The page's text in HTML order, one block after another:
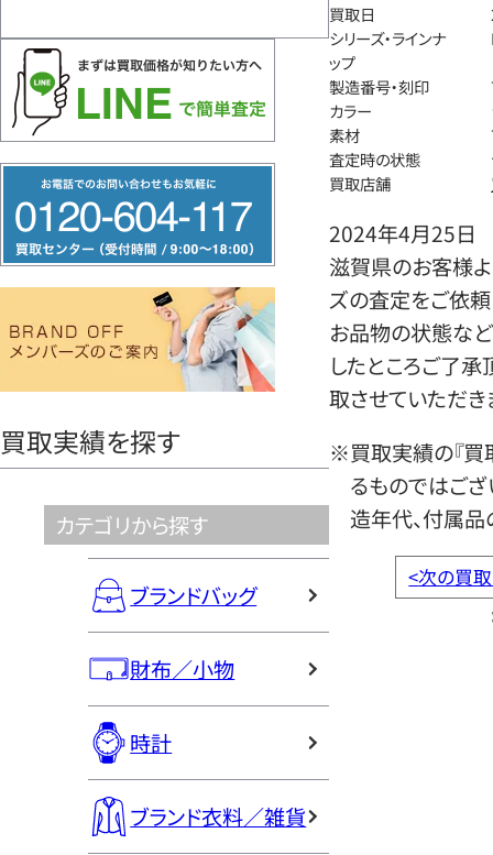
リ
ー
ヤ
買取実績を探す
カテゴリから探す
ブランドバッグ
財布／小物
時計
ブランド衣料／雑貨
買取日
シリーズ・ラインナ
ップ
製造番号・刻印
カラー
素材
査定時の状態
買取店舗
2024年4月25日
滋賀県のお客様
ズの査定をご依頼
お品物の状態など
したところご了
取させていただき
※買取実績の『買
るものではござ
造年代、付属品
<次の買